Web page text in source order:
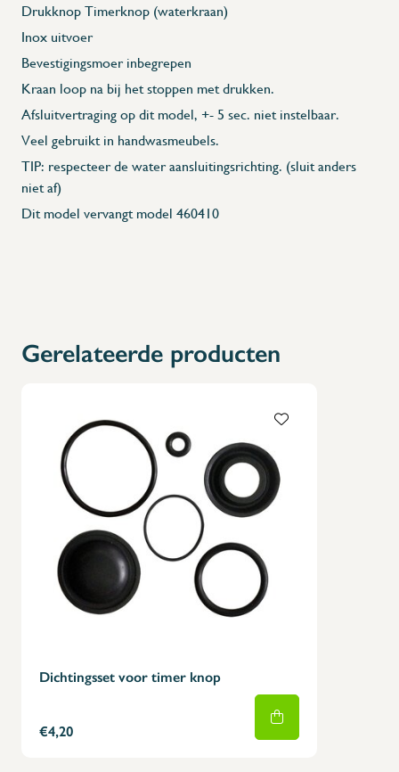
Drukknop Timerknop (waterkraan)
Inox uitvoer
Bevestigingsmoer inbegrepen
Kraan loop na bij het stoppen met drukken.
Afsluitvertraging op dit model, +- 5 sec. niet instelbaar.
Veel gebruikt in handwasmeubels.
TIP: respecteer de water aansluitingsrichting. (sluit anders
niet af)
Dit model vervangt model 460410
Gerelateerde producten
Dichtingsset voor timer knop
€4,20